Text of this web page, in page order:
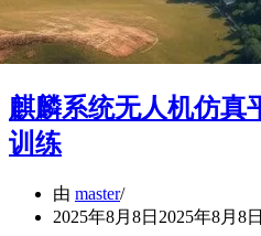
麒麟系统无人机仿真
训练
由 master
2025年8月8日 2025年8月8日